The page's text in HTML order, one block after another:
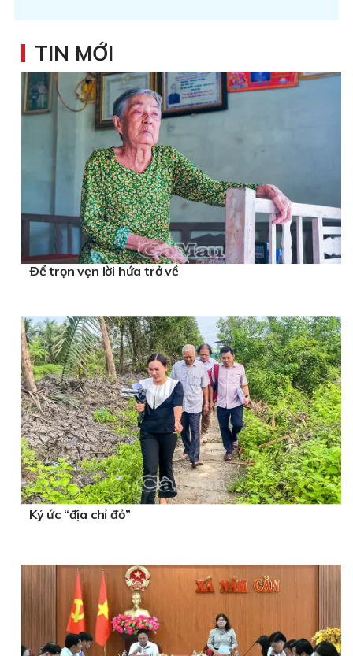
TIN MỚI
Ðể trọn vẹn lời hứa trở về
Ký ức “địa chỉ đỏ”